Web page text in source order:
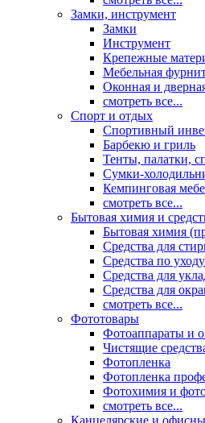
Замки, инструмент
Замки
Инструмент
Крепежные
Мебельная
Оконная и
смотреть все...
Спорт и отдых
Спортивный
Барбекю и гриль
Тенты, палатки,
Сумки-
Кемпинговая
смотреть все...
Бытовая химия и
Бытовая химия
Средства для
Средства по
Средства для
Средства для
смотреть все...
Фототовары
Фотоаппараты и
Чистящие
Фотопленка
Фотопленка
Фотохимия и
смотреть все...
Канцелярские и